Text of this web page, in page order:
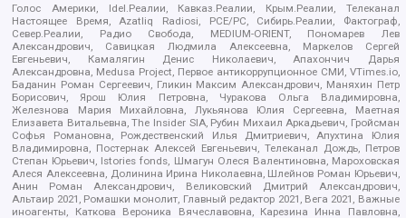
Голос Америки, Idel.Реалии, Кавказ.Реалии, Крым.Реалии, Телеканал
Настоящее Время, Azatliq Radiosi, PCE/PC, Сибирь.Реалии, Фактограф,
Север.Реалии, Радио Свобода, MEDIUM-ORIENT, Пономарев Лев
Александрович, Савицкая Людмила Алексеевна, Маркелов Сергей
Евгеньевич, Камалягин Денис Николаевич, Апахончич Дарья
Александровна, Medusa Project, Первое антикоррупционное СМИ, VTimes.io,
Баданин Роман Сергеевич, Гликин Максим Александрович, Маняхин Петр
Борисович, Ярош Юлия Петровна, Чуракова Ольга Владимировна,
Железнова Мария Михайловна, Лукьянова Юлия Сергеевна, Маетная
Елизавета Витальевна, The Insider SIA, Рубин Михаил Аркадьевич, Гройсман
Софья Романовна, Рождественский Илья Дмитриевич, Апухтина Юлия
Владимировна, Постернак Алексей Евгеньевич, Телеканал Дождь, Петров
Степан Юрьевич, Istories fonds, Шмагун Олеся Валентиновна, Мароховская
Алеся Алексеевна, Долинина Ирина Николаевна, Шлейнов Роман Юрьевич,
Анин Роман Александрович, Великовский Дмитрий Александрович,
Альтаир 2021, Ромашки монолит, Главный редактор 2021, Вега 2021, Важные
иноагенты, Каткова Вероника Вячеславовна, Карезина Инна Павловна,